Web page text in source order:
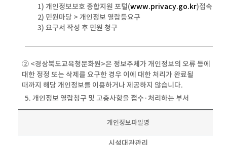
1) 개인정보보호 종합지원 포털(www.privacy.go.kr)접속
2) 민원마당 > 개인정보 열람등요구
3) 요구서 작성 후 민원 청구
② <경상북도교육청문화원>은 정보주체가 개인정보의 오류 등에
대한 정정 또는 삭제를 요구한 경우 이에 대한 처리가 완료될
때까지 해당 개인정보를 이용하거나 제공하지 않습니다.
5. 개인정보 열람청구 및 고충사항을 접수·처리하는 부서
개인정보파일명
시설대관관리